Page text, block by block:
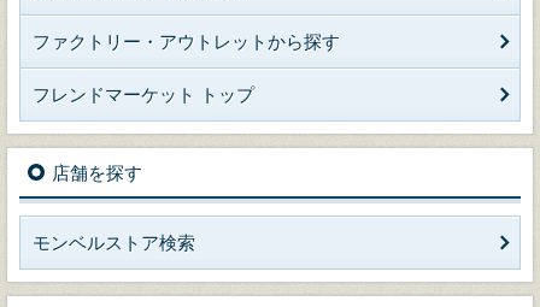
ファクトリー・アウトレットから探す
フレンドマーケット トップ
店舗を探す
モンベルストア検索